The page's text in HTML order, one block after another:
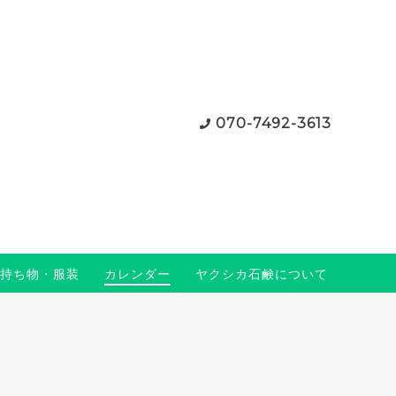
070-7492-3613
持ち物・服装 カレンダー ヤクシカ石鹸について